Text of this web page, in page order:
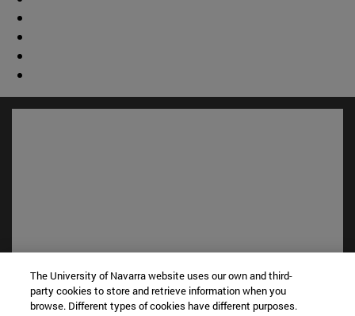
Accesos directos
Biblioteca(abre en nueva ventana)
The University of Navarra website uses our own and third-
party cookies to store and retrieve information when you
browse. Different types of cookies have different purposes.